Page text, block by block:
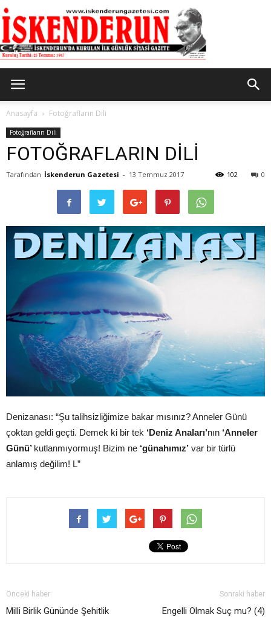
Gazetesi
Anasayfa Fotoğrafların Dili
Fotoğrafların Dili
FOTOĞRAFLARIN DİLİ
Tarafından İskenderun Gazetesi - 13 Temmuz 2017 0
102
Denizanası: “Şu talihsizliğimize bakar mısınız? Anneler Günü
çoktan geldi geçti. Demek ki bir tek ‘Deniz Anaları’nın ‘Anneler
Günü’ kutlanmıyormuş! Bizim ne ‘günahımız’ var bir türlü
anlamış değilim! L”
Önceki haber
Milli Birlik Gününde Şehitlik
Sonraki haber
Engelli Olmak Suç mu? (4)